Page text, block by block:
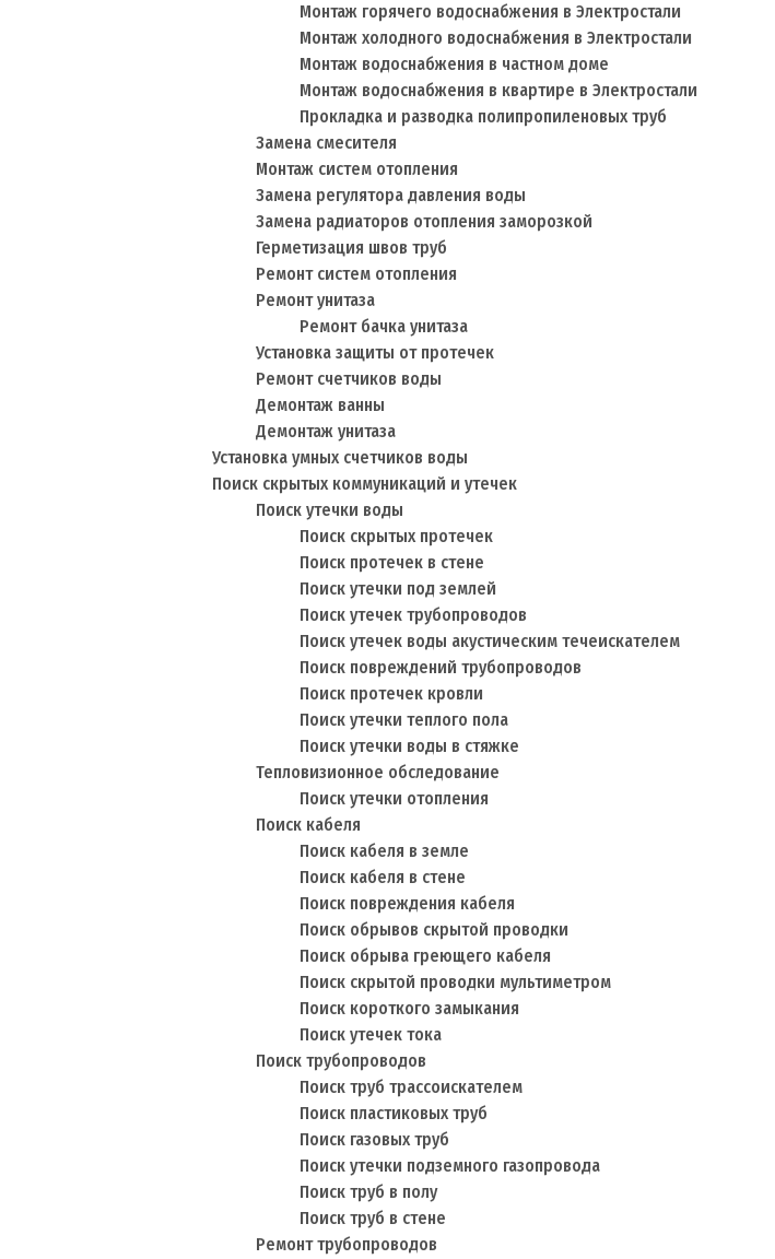
Монтаж горячего водоснабжения в Электростали
Монтаж холодного водоснабжения в Электростали
Монтаж водоснабжения в частном доме
Монтаж водоснабжения в квартире в Электростали
Прокладка и разводка полипропиленовых труб
Замена смесителя
Монтаж систем отопления
Замена регулятора давления воды
Замена радиаторов отопления заморозкой
Герметизация швов труб
Ремонт систем отопления
Ремонт унитаза
Ремонт бачка унитаза
Установка защиты от протечек
Ремонт счетчиков воды
Демонтаж ванны
Демонтаж унитаза
Установка умных счетчиков воды
Поиск скрытых коммуникаций и утечек
Поиск утечки воды
Поиск скрытых протечек
Поиск протечек в стене
Поиск утечки под землей
Поиск утечек трубопроводов
Поиск утечек воды акустическим течеискателем
Поиск повреждений трубопроводов
Поиск протечек кровли
Поиск утечки теплого пола
Поиск утечки воды в стяжке
Тепловизионное обследование
Поиск утечки отопления
Поиск кабеля
Поиск кабеля в земле
Поиск кабеля в стене
Поиск повреждения кабеля
Поиск обрывов скрытой проводки
Поиск обрыва греющего кабеля
Поиск скрытой проводки мультиметром
Поиск короткого замыкания
Поиск утечек тока
Поиск трубопроводов
Поиск труб трассоискателем
Поиск пластиковых труб
Поиск газовых труб
Поиск утечки подземного газопровода
Поиск труб в полу
Поиск труб в стене
Ремонт трубопроводов